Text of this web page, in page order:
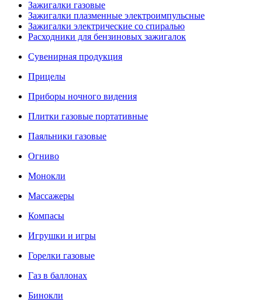
Зажигалки газовые
Зажигалки плазменные электроимпульсные
Зажигалки электрические со спиралью
Расходники для бензиновых зажигалок
Сувенирная продукция
Прицелы
Приборы ночного видения
Плитки газовые портативные
Паяльники газовые
Огниво
Монокли
Массажеры
Компасы
Игрушки и игры
Горелки газовые
Газ в баллонах
Бинокли